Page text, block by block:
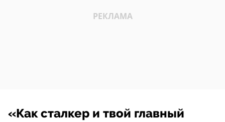
«Как сталкер и твой главный